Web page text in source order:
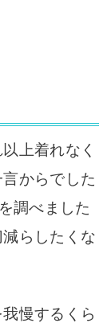
上着れなく
からでした
調べました
らしたくな
慢するくら